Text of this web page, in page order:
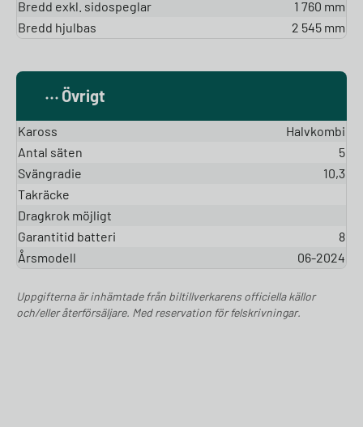
Bredd exkl. sidospeglar
1 760 mm
Bredd hjulbas
2 545 mm
Övrigt
Kaross
Halvkombi
Antal säten
5
Svängradie
10,3
Takräcke
Dragkrok möjligt
Garantitid batteri
8
Årsmodell
06-2024
Uppgifterna är inhämtade från biltillverkarens officiella källor
och/eller återförsäljare. Med reservation för felskrivningar.